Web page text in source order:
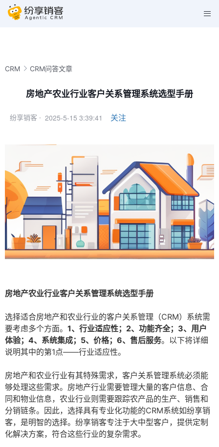
CRM CRM问答文章
房地产农业行业客户关系管理系统选型手册
纷享销客 · 2025-5-15 3:39:41 关注
房地产农业行业客户关系管理系统选型手册
选择适合房地产和农业行业的客户关系管理（CRM）系统需
要考虑多个方面。 1、行业适应性；2、功能齐全；3、用户
体验；4、系统集成；5、价格；6、售后服务。以下将详细
说明其中的第1点——行业适应性。
房地产和农业行业有其特殊需求，客户关系管理系统必须能
够处理这些需求。房地产行业需要管理大量的客户信息、合
同和物业信息，农业行业则需要跟踪农产品的生产、销售和
分销链条。因此，选择具有专业化功能的CRM系统如纷享销
客，是明智的选择。纷享销客专注于大中型客户，提供定制
化解决方案，符合这些行业的复杂需求。